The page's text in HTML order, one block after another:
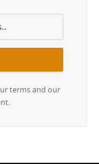
terms and our